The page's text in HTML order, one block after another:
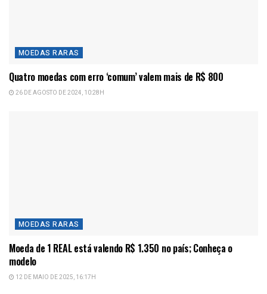
MOEDAS RARAS
Quatro moedas com erro ‘comum’ valem mais de R$ 800
26 DE AGOSTO DE 2024, 10:28H
MOEDAS RARAS
Moeda de 1 REAL está valendo R$ 1.350 no país; Conheça o
modelo
12 DE MAIO DE 2025, 16:17H